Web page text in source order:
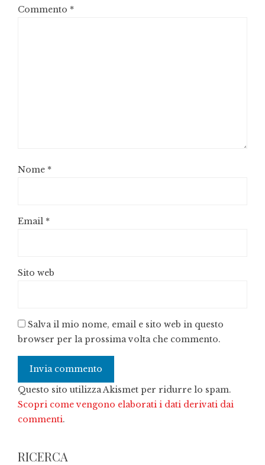
Commento *
Nome *
Email *
Sito web
Salva il mio nome, email e sito web in questo
browser per la prossima volta che commento.
Questo sito utilizza Akismet per ridurre lo spam.
Scopri come vengono elaborati i dati derivati dai
commenti.
RICERCA